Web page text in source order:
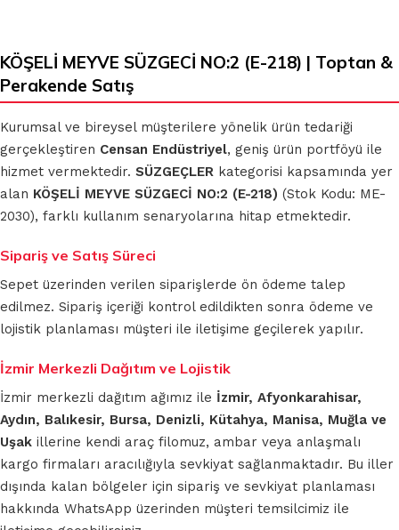
KÖŞELİ MEYVE SÜZGECİ NO:2 (E-218) | Toptan &
Perakende Satış
Kurumsal ve bireysel müşterilere yönelik ürün tedariği
gerçekleştiren Censan Endüstriyel, geniş ürün portföyü ile
hizmet vermektedir. SÜZGEÇLER kategorisi kapsamında yer
alan KÖŞELİ MEYVE SÜZGECİ NO:2 (E-218) (Stok Kodu: ME-
2030), farklı kullanım senaryolarına hitap etmektedir.
Sipariş ve Satış Süreci
Sepet üzerinden verilen siparişlerde ön ödeme talep
edilmez. Sipariş içeriği kontrol edildikten sonra ödeme ve
lojistik planlaması müşteri ile iletişime geçilerek yapılır.
İzmir Merkezli Dağıtım ve Lojistik
İzmir merkezli dağıtım ağımız ile İzmir, Afyonkarahisar,
Aydın, Balıkesir, Bursa, Denizli, Kütahya, Manisa, Muğla ve
Uşak illerine kendi araç filomuz, ambar veya anlaşmalı
kargo firmaları aracılığıyla sevkiyat sağlanmaktadır. Bu iller
dışında kalan bölgeler için sipariş ve sevkiyat planlaması
hakkında WhatsApp üzerinden müşteri temsilcimiz ile